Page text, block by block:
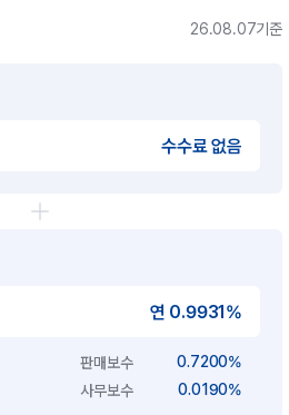
26.08.07기준
수수료 없음
연 0.9931%
판매보수
0.7200%
사무보수 0.0190%